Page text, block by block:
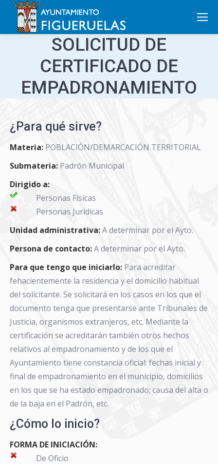
Search:
SOLICITUD DE
CERTIFICADO DE
EMPADRONAMIENTO
¿Para qué sirve?
Materia: POBLACIÓN/DEMARCACIÓN TERRITORIAL
Submateria: Padrón Municipal
Dirigido a:
Personas Físicas
Personas Jurídicas
Unidad administrativa:A determinar por el Ayto.
Persona de contacto:A determinar por el Ayto.
Para que tengo que iniciarlo: Para acreditar
fehacientemente la residencia y el domicilio habitual
del solicitante. Se solicitará en los casos en los que el
documento tenga que presentarse ante Tribunales de
Justicia, organismos extranjeros, etc. Mediante la
certificación se acreditarán también otros hechos
relativos al empadronamiento y de los que el
Ayuntamiento tiene constancia oficial: fechas inicial y
final de empadronamiento en el municipio, domicilios
en los que se ha estado empadronado; causa del alta o
de la baja en el Padrón, etc.
¿Cómo lo inicio?
FORMA DE INICIACIÓN:
De Oficio